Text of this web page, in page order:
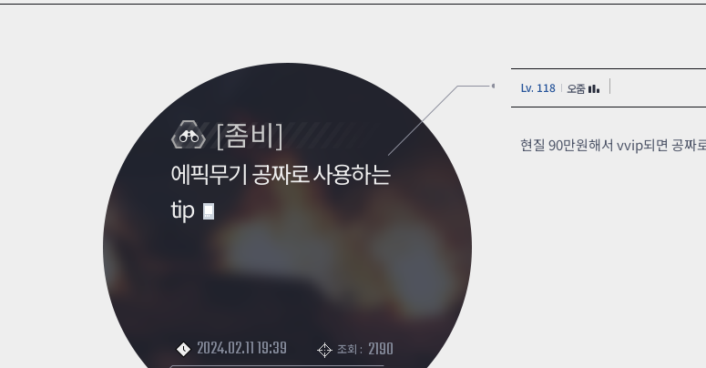
레벨
NEXON NOW
추가 정보
카스온라인TV
아이디어게시판
[좀비]
에픽무기 공짜로 사용하는
tip
2024.02.11 19:39 조회 : 2190
Lv. 118 오줌
현질 90만원해서 vvip되면 공짜